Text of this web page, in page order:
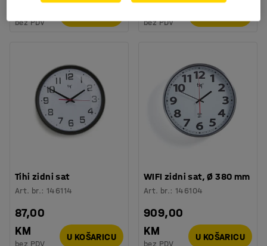
bez PDV bez PDV
Tihi zidni sat
Art. br.:146114
87,00
KM
bez PDV
U KOŠARICU
WIFI zidni sat, Ø 380 mm
Art. br.:146104
909,00
KM
bez PDV
U KOŠARICU